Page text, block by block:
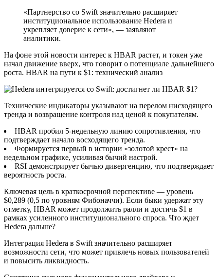
«Партнерство со Swift значительно расширяет
институциональное использование Hedera и
укрепляет доверие к сети», — заявляют
аналитики.
На фоне этой новости интерес к HBAR растет, и токен уже
начал движение вверх, что говорит о потенциале дальнейшего
роста. HBAR на пути к $1: технический анализ
Технические индикаторы указывают на перелом нисходящего
тренда и возвращение контроля над ценой к покупателям.
HBAR пробил 5-недельную линию сопротивления, что
подтверждает начало восходящего тренда.
Формируется первый в истории «золотой крест» на
недельном графике, усиливая бычий настрой.
RSI демонстрирует бычью дивергенцию, что подтверждает
вероятность роста.
Ключевая цель в краткосрочной перспективе — уровень
$0,289 (0,5 по уровням Фибоначчи). Если быки удержат эту
отметку, HBAR может продолжить ралли и достичь $1 в
рамках усиленного институционального спроса. Что ждет
Hedera дальше?
Интеграция Hedera в Swift значительно расширяет
возможности сети, что может привлечь новых пользователей
и повысить ликвидность.